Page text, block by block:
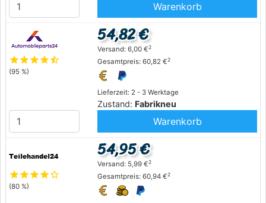
Warenkorb
starstarstarstarstar_half
(95 %)
Lieferzeit: 2 - 3 Werktage
Zustand: Fabrikneu
54,82 €
Versand: 6,00 €2
Gesamtpreis: 60,82 €2
Warenkorb
starstarstarstarstar_outline
(80 %)
54,95 €
Versand: 5,99 €2
Gesamtpreis: 60,94 €2